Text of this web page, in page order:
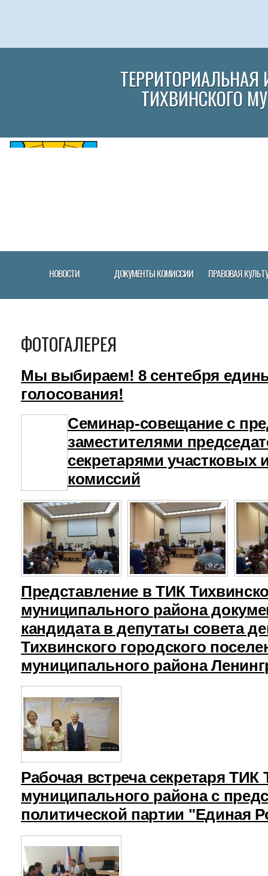
ТИХВИНСКОГО
НОВОСТИ ДОКУМЕНТЫ КОМИССИИ ПРАВОВАЯ
ФОТОГАЛЕРЕЯ
Мы выбираем! 8 сентебря
голосования!
Семинар-совещание с
заместителями
секретарями участковых
комиссий
Представление в ТИК
муниципального района
кандидата в депутаты совета
Тихвинского городского
муниципального района
Рабочая встреча секретаря ТИК
муниципального района с
политической партии "Единая